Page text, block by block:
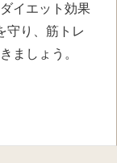
イエット効果
守り、筋トレ
ましょう。